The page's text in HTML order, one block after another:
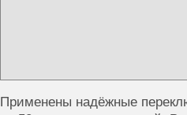
Применены надёжные